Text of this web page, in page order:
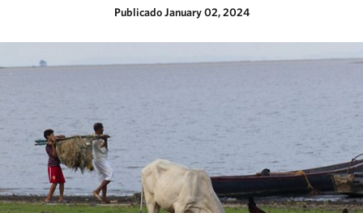
Publicado January 02, 2024